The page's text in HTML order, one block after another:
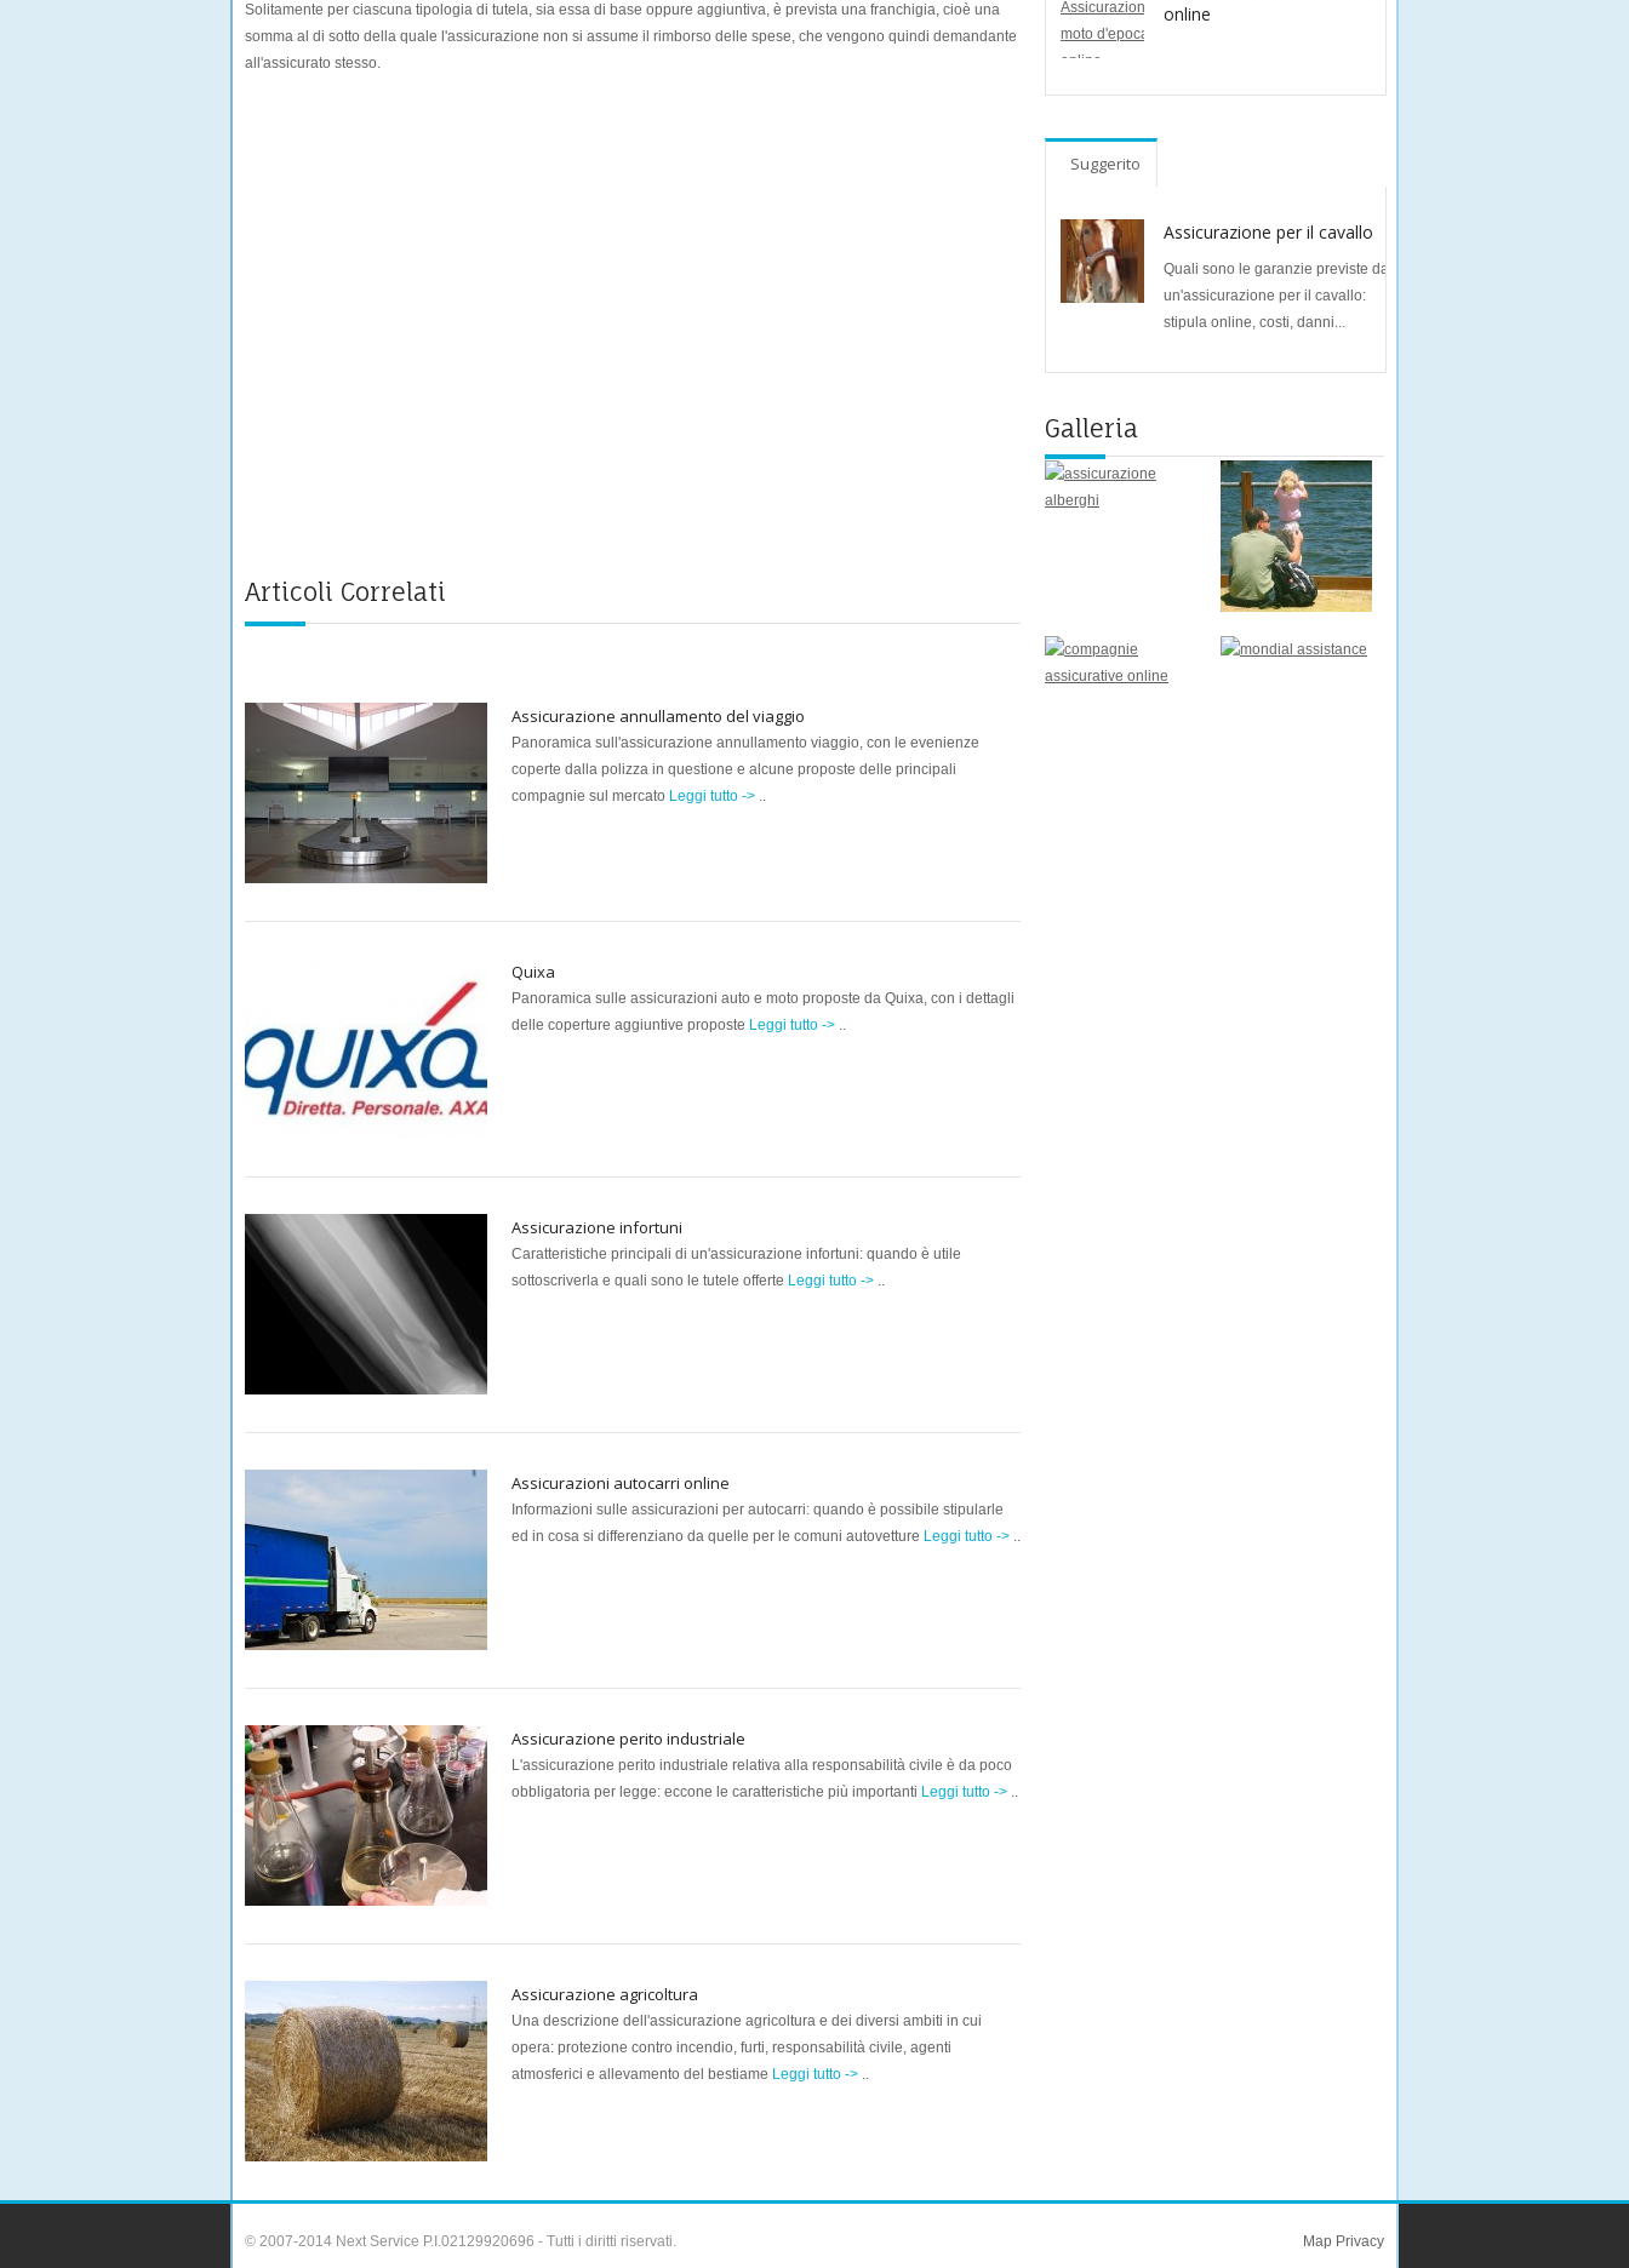
Solitamente per ciascuna tipologia di tutela, sia essa di base oppure aggiuntiva, è prevista una franchigia, cioè una
somma al di sotto della quale l'assicurazione non si assume il rimborso delle spese, che vengono quindi demandante
all'assicurato stesso.
Articoli Correlati
Assicurazione annullamento del viaggio
Panoramica sull'assicurazione annullamento viaggio, con le evenienze
coperte dalla polizza in questione e alcune proposte delle principali
compagnie sul mercato Leggi tutto -> ..
Quixa
Panoramica sulle assicurazioni auto e moto proposte da Quixa, con i dettagli
delle coperture aggiuntive proposte Leggi tutto -> ..
Assicurazione infortuni
Caratteristiche principali di un'assicurazione infortuni: quando è utile
sottoscriverla e quali sono le tutele offerte Leggi tutto -> ..
Assicurazioni autocarri online
Informazioni sulle assicurazioni per autocarri: quando è possibile stipularle
ed in cosa si differenziano da quelle per le comuni autovetture Leggi tutto -> ..
Assicurazione perito industriale
L'assicurazione perito industriale relativa alla responsabilità civile è da poco
obbligatoria per legge: eccone le caratteristiche più importanti Leggi tutto -> ..
Assicurazione agricoltura
Una descrizione dell'assicurazione agricoltura e dei diversi ambiti in cui
opera: protezione contro incendio, furti, responsabilità civile, agenti
atmosferici e allevamento del bestiame Leggi tutto -> ..
online
Suggerito
Assicurazione per il cavallo
Quali sono le garanzie previste da
un'assicurazione per il cavallo:
stipula online, costi, danni...
Galleria
© 2007-2014 Next Service P.I.02129920696 - Tutti i diritti riservati. Privacy
Map